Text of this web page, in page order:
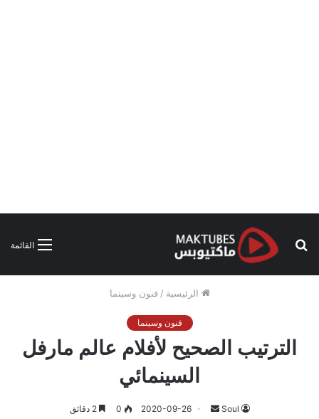
القائمة
بحث
الرئيسية / فنون وسينما
فنون وسينما
الترتيب الصحيح لأفلام عالم مارفل
السينمائي
Soul
أرسل2020-09-26
0 2 دقائق